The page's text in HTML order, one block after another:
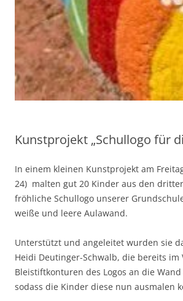
Kunstprojekt „Schullogo für
In einem kleinen Kunstprojekt am
24) malten gut 20 Kinder aus den
fröhliche Schullogo unserer
weiße und leere Aulawand.
Unterstützt und angeleitet wurden sie
Heidi Deutinger-Schwalb, die bereits im
Bleistiftkonturen des Logos an die
sodass die Kinder diese nun ausmalen